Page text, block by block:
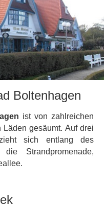
Boltenhagen
ist von zahlreichen
gesäumt. Auf drei
sich entlang des
Strandpromenade,